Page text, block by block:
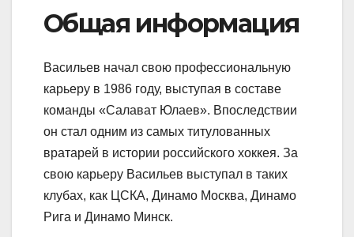
Общая информация
Васильев начал свою профессиональную
карьеру в 1986 году, выступая в составе
команды «Салават Юлаев». Впоследствии
он стал одним из самых титулованных
вратарей в истории российского хоккея. За
свою карьеру Васильев выступал в таких
клубах, как ЦСКА, Динамо Москва, Динамо
Рига и Динамо Минск.